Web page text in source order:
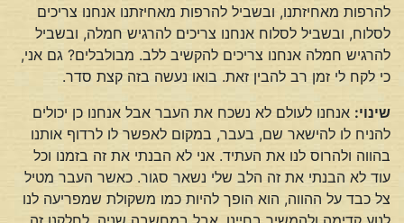
להרפות מאחיזתנו, ובשביל להרפות מאחיזתנו אנחנו צריכים
לסלוח, ובשביל לסלוח אנחנו צריכים להרגיש חמלה, ובשביל
להרגיש חמלה אנחנו צריכים להקשיב ללב. מבולבלים? גם אני,
כי לקח לי זמן רב להבין זאת. בואו נעשה בזה קצת סדר.
שינוי: אנחנו לעולם לא נשכח את העבר אבל אנחנו כן יכולים
להניח לו להישאר שם, בעבר, במקום לאפשר לו לרדוף אותנו
בהווה ולהרוס לנו את העתיד. אני לא הבנתי את זה בזמנו וכל
עוד לא הבנתי את זה הלב שלי נשאר סגור. כאשר העבר מטיל
צל כבד על ההווה, הוא הופך להיות כמו משקולת שמפריעה לנו